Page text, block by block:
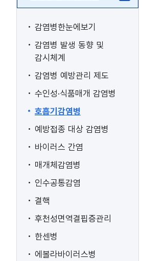
감염병한눈에보기
감염병 발생 동향 및
감시체계
감염병 예방관리 제도
수인성·식품매개 감염병
호흡기감염병
예방접종 대상 감염병
바이러스 간염
매개체감염병
인수공통감염
결핵
후천성면역결핍증관리
한센병
에볼라바이러스병